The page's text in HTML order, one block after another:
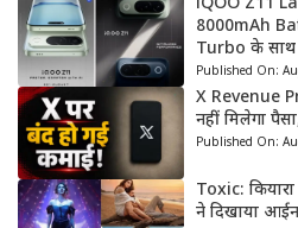
8000mAh
Turbo के साथ
Published On:
X Revenue
नहीं मिलेगा
Published On:
Toxic:
ने दिखाया